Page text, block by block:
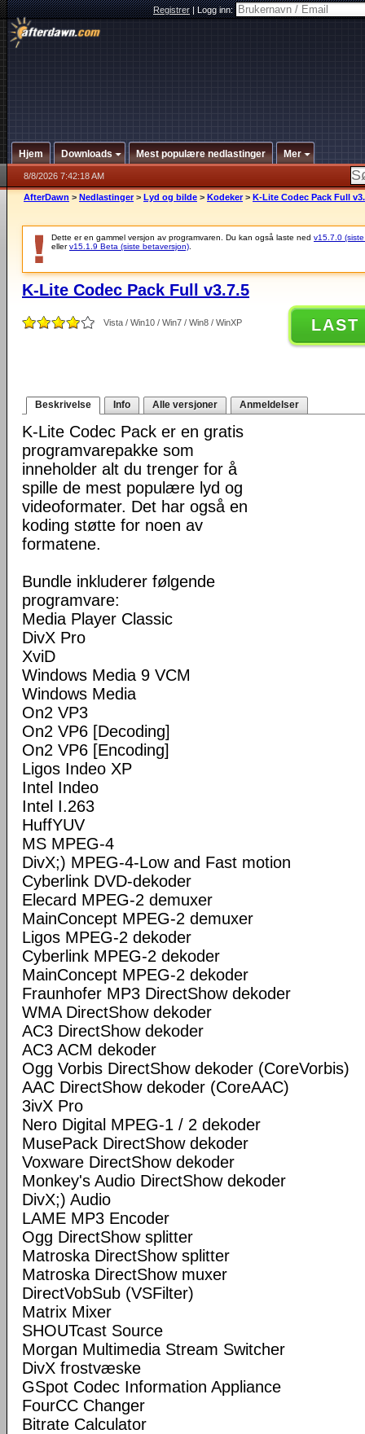
Registrer|Logg inn:
Hjem Downloads Mest populære nedlastinger Mer
8/8/2026 7:42:18 AM
AfterDawn > Nedlastinger > Lyd og bilde > Kodeker > K-Lite Codec Pack Full
Dette er en gammel versjon av programvaren. Du kan også laste ned v15.7.0
ellerv15.1.9 Beta (siste betaversjon)
K-Lite Codec Pack Full v3.7.5
Vista / Win10 / Win7 / Win8 / WinXP LAST
Beskrivelse Info Alle versjoner Anmeldelser
K-Lite Codec Pack er en gratis
programvarepakke som
inneholder alt du trenger for å
spille de mest populære lyd og
videoformater. Det har også en
koding støtte for noen av
formatene.
Bundle inkluderer følgende
programvare:
Media Player Classic
DivX Pro
XviD
Windows Media 9 VCM
Windows Media
On2 VP3
On2 VP6 [Decoding]
On2 VP6 [Encoding]
Ligos Indeo XP
Intel Indeo
Intel I.263
HuffYUV
MS MPEG-4
DivX;) MPEG-4-Low and Fast motion
Cyberlink DVD-dekoder
Elecard MPEG-2 demuxer
MainConcept MPEG-2 demuxer
Ligos MPEG-2 dekoder
Cyberlink MPEG-2 dekoder
MainConcept MPEG-2 dekoder
Fraunhofer MP3 DirectShow dekoder
WMA DirectShow dekoder
AC3 DirectShow dekoder
AC3 ACM dekoder
Ogg Vorbis DirectShow dekoder (CoreVorbis)
AAC DirectShow dekoder (CoreAAC)
3ivX Pro
Nero Digital MPEG-1 / 2 dekoder
MusePack DirectShow dekoder
Voxware DirectShow dekoder
Monkey's Audio DirectShow dekoder
DivX;) Audio
LAME MP3 Encoder
Ogg DirectShow splitter
Matroska DirectShow splitter
Matroska DirectShow muxer
DirectVobSub (VSFilter)
Matrix Mixer
SHOUTcast Source
Morgan Multimedia Stream Switcher
DivX frostvæske
GSpot Codec Information Appliance
FourCC Changer
Bitrate Calculator